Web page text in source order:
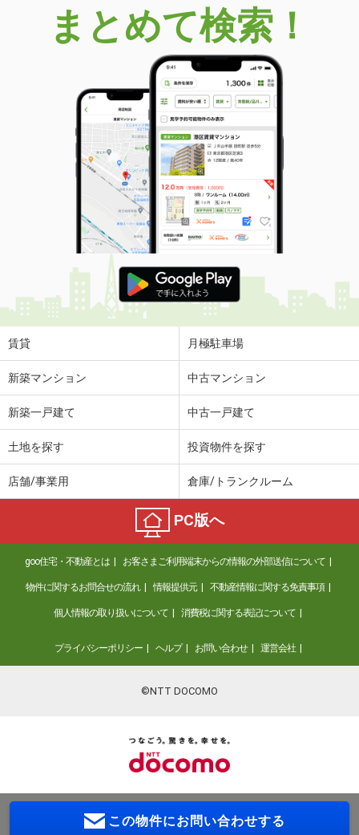
まとめて検索！
賃貸 月極駐車場
新築マンション 中古マンション
新築一戸建て 中古一戸建て
土地を探す 投資物件を探す
店舗/事業用 倉庫/トランクルーム
PC版へ
goo住宅・不動産とは お客さまご利用端末からの情報の外部送信について
物件に関するお問合せの流れ 情報提供元 不動産情報に関する免責事項
個人情報の取り扱いについて 消費税に関する表記について
プライバシーポリシー ヘルプ お問い合わせ 運営会社
©NTT DOCOMO
この物件にお問い合わせする